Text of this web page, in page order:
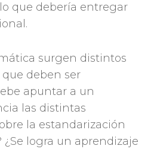
que debería entregar
surgen distintos
deben ser
apuntar a un
las distintas
la estandarización
logra un aprendizaje